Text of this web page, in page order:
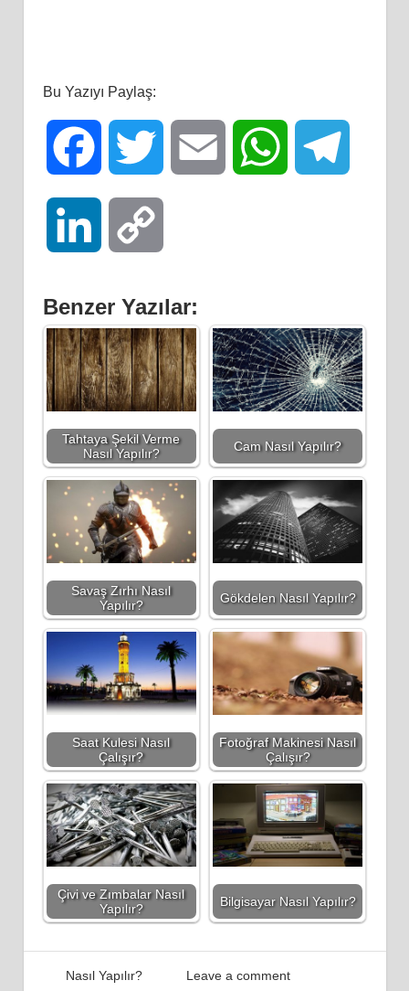
Bu Yazıyı Paylaş:
Facebook Twitter Email WhatsApp
LinkedIn
Benzer Yazılar:
Tahtaya Şekil Verme
Nasıl Yapılır?
Cam Nasıl Yapılır?
Savaş Zırhı Nasıl
Yapılır?
Gökdelen Nasıl Yapılır?
Saat Kulesi Nasıl
Çalışır?
Fotoğraf Makinesi Nasıl
Çalışır?
Çivi ve Zımbalar Nasıl
Yapılır?
Bilgisayar Nasıl Yapılır?
26 Mayıs 2012
Admin
Nasıl Yapılır? Leave a comment